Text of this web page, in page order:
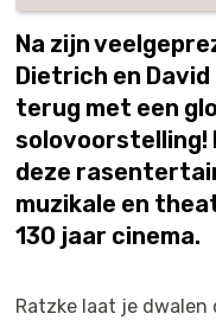
Na zijn
Dietrich en
terug met een
solovoorstelling!
deze
muzikale en
130 jaar cinema.
Ratzke laat je dwalen